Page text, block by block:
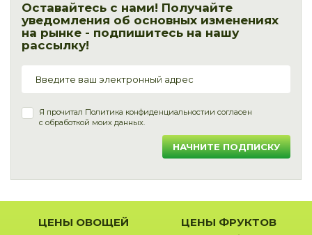
Оставайтесь с нами! Получайте
уведомления об основных изменениях
на рынке - подпишитесь на нашу
рассылку!
Я прочитал Политика конфиденциальностии согласен
с обработкой моих данных.
НАЧНИТЕ ПОДПИСКУ
ЦЕНЫ ОВОЩЕЙ ЦЕНЫ ФРУКТОВ